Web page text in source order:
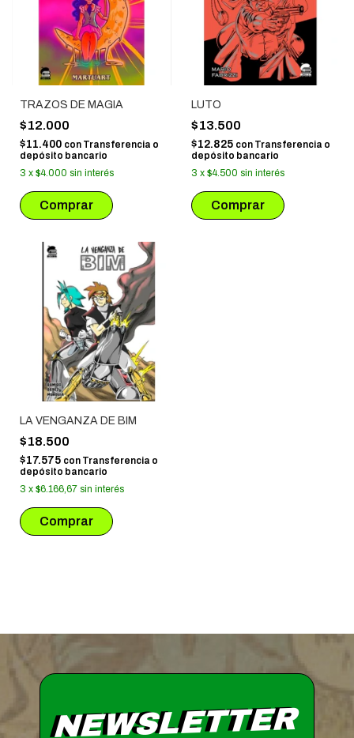
TRAZOS DE MAGIA
$12.000
$11.400 con Transferencia o
depósito bancario
3 x $4.000 sin interés
LUTO
$13.500
$12.825 con Transferencia o
depósito bancario
3 x $4.500 sin interés
LA VENGANZA DE BIM
$18.500
$17.575 con Transferencia o
depósito bancario
3 x $6.166,67 sin interés
NEWSLETTER